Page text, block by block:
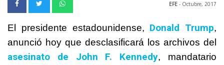
EFE - Octubre, 2017
El presidente estadounidense, Donald Trump,
anunció hoy que desclasificará los archivos del
asesinato de John F. Kennedy, mandatario